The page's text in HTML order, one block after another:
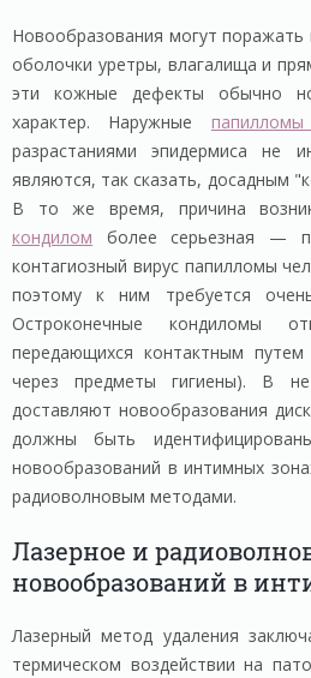
Новообразования могут поражать
оболочки уретры, влагалища и
эти кожные дефекты обычно
характер. Наружные
разрастаниями эпидермиса не
являются, так сказать, досадным
В то же время, причина
кондилом более серьезная —
контагиозный вирус папилломы
поэтому к ним требуется
Остроконечные кондиломы
передающихся контактным
через предметы гигиены). В
доставляют новообразования
должны быть
новообразований в интимных
радиоволновым методами.
Лазерное и
новообразований в
Лазерный метод удаления
термическом воздействии на